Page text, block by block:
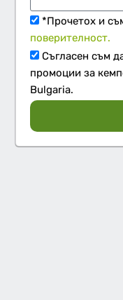
*Прочетох и
поверителност.
Съгласен съм
промоции за
Bulgaria.